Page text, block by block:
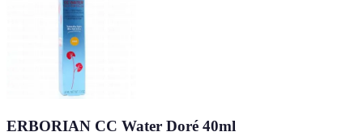
ERBORIAN CC Water Doré 40ml